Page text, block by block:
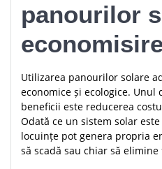
panourilor
Utilizarea panourilor solare
economice și ecologice.
beneficii este reducerea
Odată ce un sistem solar
locuințe pot genera propria
să scadă sau chiar să